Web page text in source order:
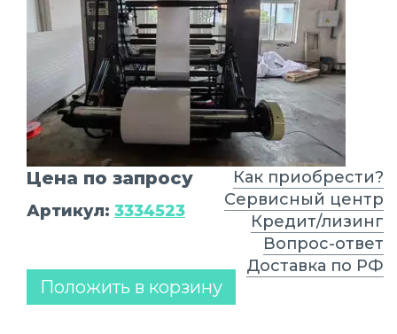
Цена по запросу
Артикул: 3334523
Положить в корзину
Как приобрести?
Сервисный центр
Кредит/лизинг
Вопрос-ответ
Доставка по РФ